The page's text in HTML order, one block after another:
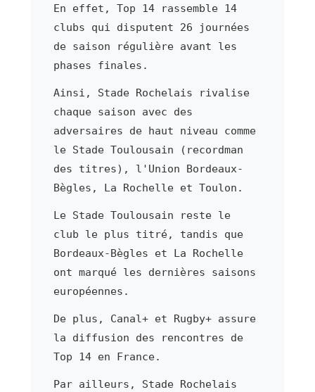
En effet, Top 14 rassemble 14
clubs qui disputent 26 journées
de saison régulière avant les
phases finales.
Ainsi, Stade Rochelais rivalise
chaque saison avec des
adversaires de haut niveau comme
le Stade Toulousain (recordman
des titres), l'Union Bordeaux-
Bègles, La Rochelle et Toulon.
Le Stade Toulousain reste le
club le plus titré, tandis que
Bordeaux-Bègles et La Rochelle
ont marqué les dernières saisons
européennes.
De plus, Canal+ et Rugby+ assure
la diffusion des rencontres de
Top 14 en France.
Par ailleurs, Stade Rochelais